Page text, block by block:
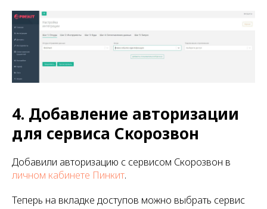
4. Добавление авторизации
для сервиса Скорозвон
Добавили авторизацию с сервисом Скорозвон в
личном кабинете Пинкит.
Теперь на вкладке доступов можно выбрать сервис